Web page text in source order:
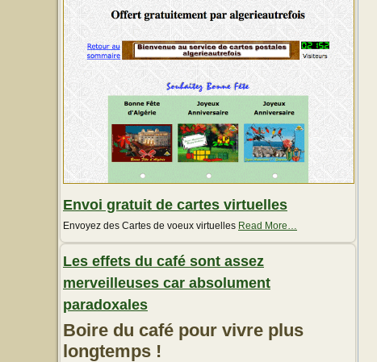
Envoi gratuit de cartes virtuelles
Envoyez des Cartes de voeux virtuelles Read More
gratuit
…
Les effets du café sont assez
merveilleuses car absolument
paradoxales
Boire du café pour vivre plus
longtemps !